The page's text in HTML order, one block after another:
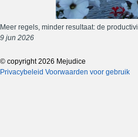
Meer regels, minder resultaat: de
9 jun 2026
© copyright 2026 Mejudice
Privacybeleid Voorwaarden voor gebruik